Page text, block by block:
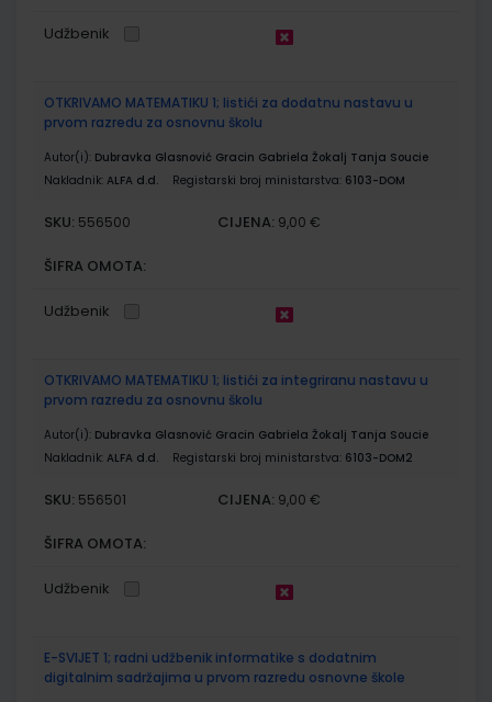
Udžbenik
OTKRIVAMO MATEMATIKU 1; listići za dodatnu nastavu u
prvom razredu za osnovnu školu
Autor(i): Dubravka Glasnović Gracin Gabriela Žokalj Tanja Soucie
Nakladnik: ALFA d.d. Registarski broj ministarstva: 6103-DOM
SKU: 556500 CIJENA: 9,00 €
ŠIFRA OMOTA:
Udžbenik
OTKRIVAMO MATEMATIKU 1; listići za integriranu nastavu u
prvom razredu za osnovnu školu
Autor(i): Dubravka Glasnović Gracin Gabriela Žokalj Tanja Soucie
Nakladnik: ALFA d.d. Registarski broj ministarstva: 6103-DOM2
SKU: 556501 CIJENA: 9,00 €
ŠIFRA OMOTA:
Udžbenik
E-SVIJET 1; radni udžbenik informatike s dodatnim
digitalnim sadržajima u prvom razredu osnovne škole